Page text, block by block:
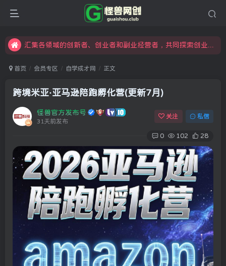
限时开通会员更享折扣，超高返佣
怪兽俱乐部，创业，引流，自媒体，加入怪兽网创成就梦想
首页 会员专区 自学成才网 正文
跨境米亚·亚马逊陪跑孵化营(更新7月)
怪兽官方发布号
31天前发布
关注 私信
0 102 28